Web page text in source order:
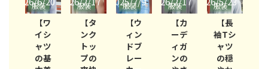
服装
【タ
ンク
トッ
プの
服装
【ウ
ィン
ドブ
レー
服装
【カ
ーデ
ィガ
ンの
服装
【長
袖Tシ
ャツ
の穏
服装
【シ
ョー
ルの
静謐